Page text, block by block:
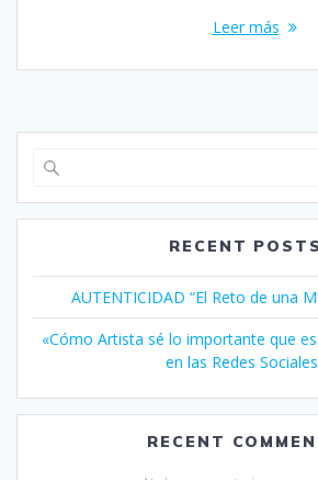
Leer más
RECENT POSTS
AUTENTICIDAD “El Reto de una
«Cómo Artista sé lo importante que
en las Redes
RECENT